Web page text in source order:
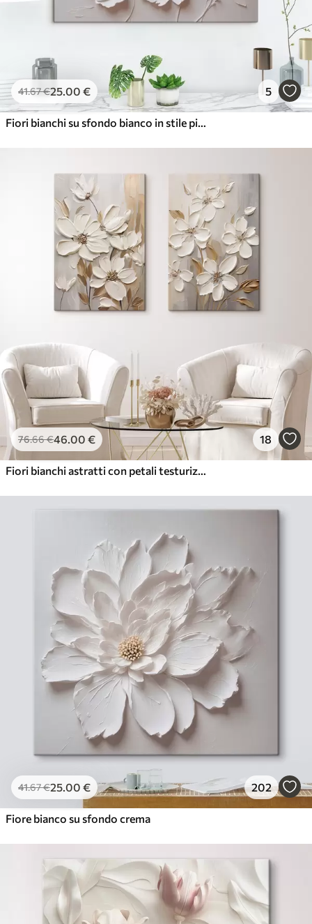
41.67€25.00 € 5
Fiori bianchi su sfondo bianco in stile pittura ad olio
76.66€46.00 € 18
Fiori bianchi astratti con petali testurizzati, su uno sfondo neutro con sottili pennellate imitazione
41.67€25.00 € 202
Fiore bianco su sfondo crema